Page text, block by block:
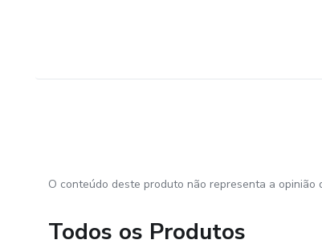
O conteúdo deste produto não representa a opinião
Todos os Produtos